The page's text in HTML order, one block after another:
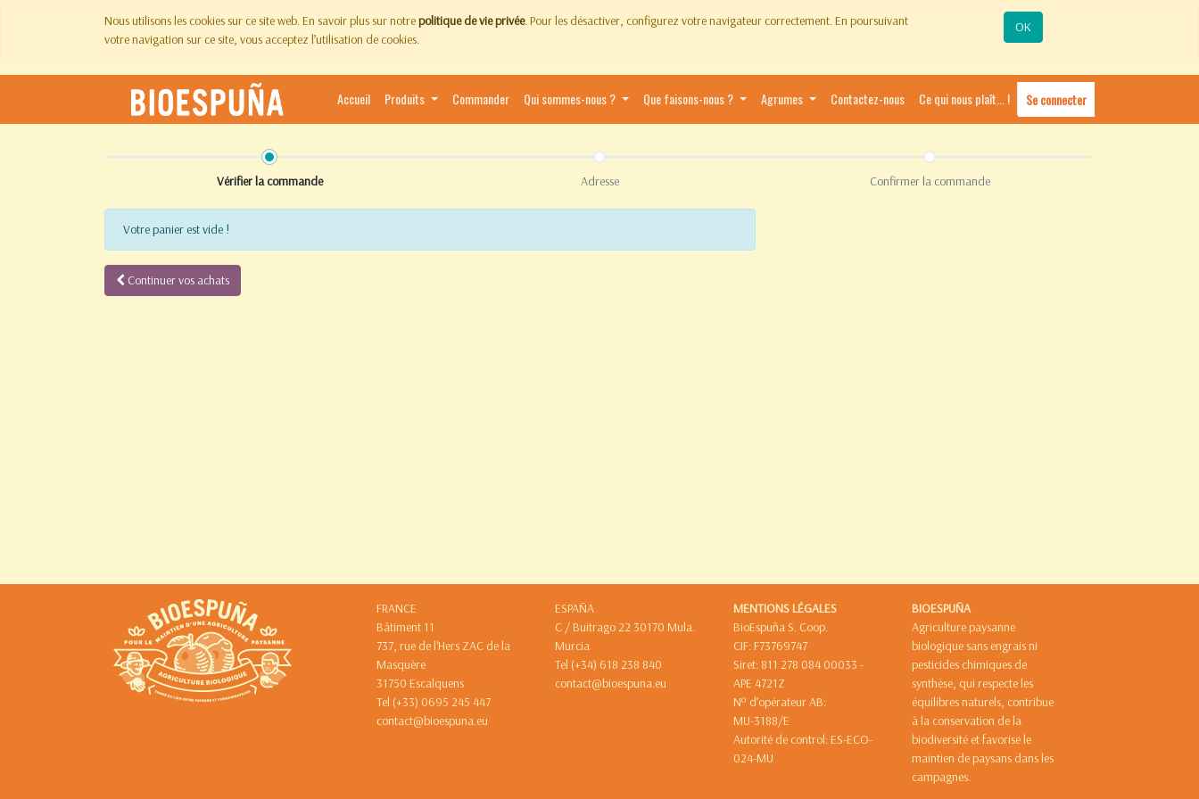
Nous utilisons les cookies sur ce site web. En savoir plus sur notrepolitique de vie privée. Pour les désactiver, configurez votre navigateur correctement. En poursuivant
votre navigation sur ce site, vous acceptez l’utilisation de cookies.
OK
Accueil Produits Commander Qui sommes-nous ? Que faisons-nous ? Agrumes Contactez-nous Ce qui nous plaît... ! Se connecter
Vérifier la commande Adresse Confirmer la commande
Votre panier est vide !
Continuer vos achats
FRANCE
Bâtiment 11
737, rue de l'Hers ZAC de la
Masquère
31750 Escalquens
Tel (+33) 0695 245 447
contact@bioespuna.eu
ESPAÑA
C / Buitrago 22 30170 Mula.
Murcia
Tel (+34) 618 238 840
contact@bioespuna.eu
MENTIONS LÉGALES
BioEspuña S. Coop.
CIF: F73769747
Siret: 811 278 084 00033 -
APE 4721Z
Nº d’opérateur AB:
MU-3188/E
Autorité de control: ES-ECO-
024-MU
BIOESPUÑA
Agriculture paysanne
biologique sans engrais ni
pesticides chimiques de
synthèse, qui respecte les
équilibres naturels, contribue
à la conservation de la
biodiversité et favorise le
maintien de paysans dans les
campagnes.